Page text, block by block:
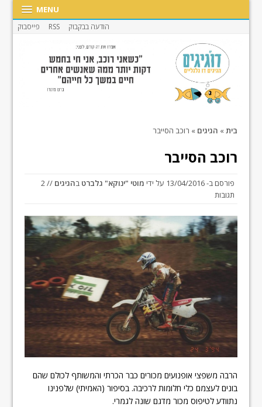
MENU
הודעה בבקבוק RSS פייסבוק
בית» הגיגים » רוכב הסייבר
רוכב הסייבר
פורסם ב-13/04/2016 על ידי מוטי "ינוקא" גלברט בהגיגים
// 2
תגובות
הרבה משפצי אופנועים מכורים כבר הכרתי והמשותף לכולם שהם
בונים לעצמם כלי חלומות לרכיבה. בסיפור (האמיתי) שלפנינו
נתוודע לטיפוס מכור מדגם שונה לגמרי.